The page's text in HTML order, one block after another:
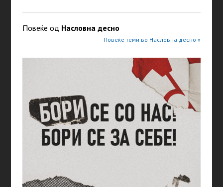
Повеќе од Насловна десно
Повеќе теми во Насловна десно »